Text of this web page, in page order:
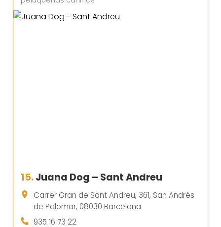
15.Juana Dog – Sant Andreu
Carrer Gran de Sant Andreu, 361, San Andrés
de Palomar, 08030 Barcelona
935 16 73 22